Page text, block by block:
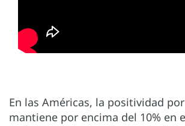
En las Américas, la positividad
mantiene por encima del 10% en